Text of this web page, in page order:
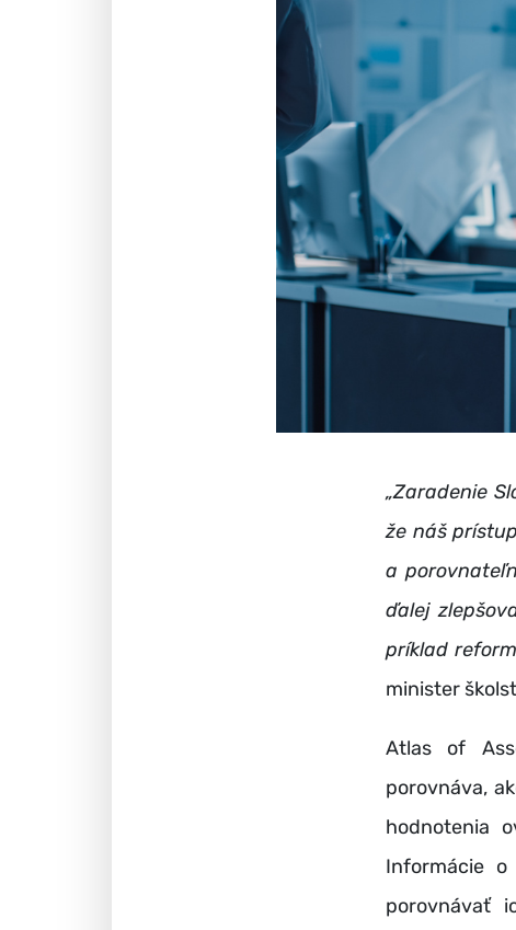
„Zaradenie
že náš
a
ďalej
príklad
minister
Atlas of
porovnáva,
hodnotenia
Informácie
porovnávať